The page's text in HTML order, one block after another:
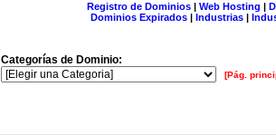
Registro de Dominios| Web Hosting |
Dominios Expirados | Industrias |
Categorías de Dominio:
[Pág.